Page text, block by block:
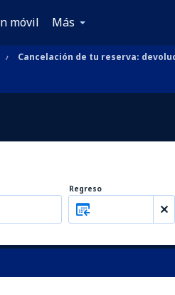
móvil Más
Cancelación de tu reserva:
Regreso